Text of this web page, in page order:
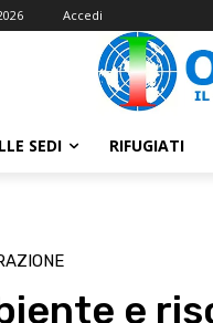
Accedi
SEDI RIFUGIATI
e